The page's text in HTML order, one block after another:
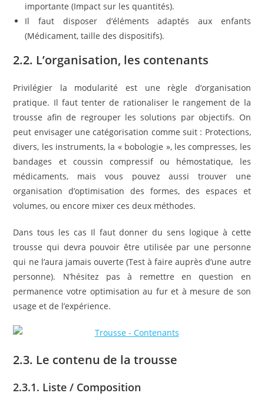
importante (Impact sur les quantités).
Il faut disposer d’éléments adaptés aux enfants
(Médicament, taille des dispositifs).
2.2. L’organisation, les contenants
Privilégier la modularité est une règle d’organisation
pratique. Il faut tenter de rationaliser le rangement de la
trousse afin de regrouper les solutions par objectifs. On
peut envisager une catégorisation comme suit : Protections,
divers, les instruments, la « bobologie », les compresses, les
bandages et coussin compressif ou hémostatique, les
médicaments, mais vous pouvez aussi trouver une
organisation d’optimisation des formes, des espaces et
volumes, ou encore mixer ces deux méthodes.
Dans tous les cas Il faut donner du sens logique à cette
trousse qui devra pouvoir être utilisée par une personne
qui ne l’aura jamais ouverte (Test à faire auprès d’une autre
personne). N’hésitez pas à remettre en question en
permanence votre optimisation au fur et à mesure de son
usage et de l’expérience.
2.3. Le contenu de la trousse
2.3.1. Liste / Composition